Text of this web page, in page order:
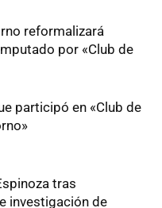
reformalizará
por «Club de
participó en «Club de
tras
investigación de